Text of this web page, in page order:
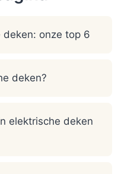
deken: onze top 6
deken?
elektrische deken